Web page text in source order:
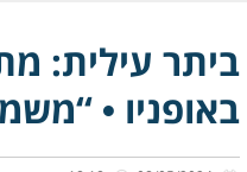
באופניו • “משמח
ביתר עילית:
באופניו •